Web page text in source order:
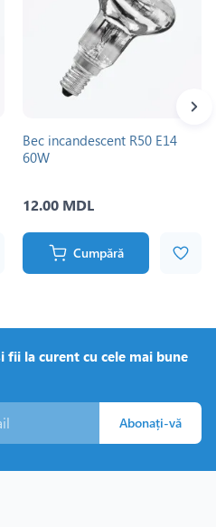
Bec incandescent R50 E14
60W
12.00 MDL
Cumpără
fii la curent cu cele mai bune
Abonați-vă